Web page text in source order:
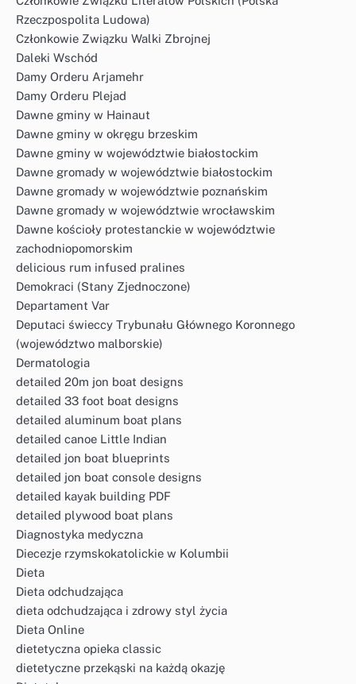
Rzeczpospolita Ludowa)
Członkowie Związku Walki Zbrojnej
Daleki Wschód
Damy Orderu Arjamehr
Damy Orderu Plejad
Dawne gminy w Hainaut
Dawne gminy w okręgu brzeskim
Dawne gminy w województwie białostockim
Dawne gromady w województwie białostockim
Dawne gromady w województwie poznańskim
Dawne gromady w województwie wrocławskim
Dawne kościoły protestanckie w województwie
zachodniopomorskim
delicious rum infused pralines
Demokraci (Stany Zjednoczone)
Departament Var
Deputaci świeccy Trybunału Głównego Koronnego
(województwo malborskie)
Dermatologia
detailed 20m jon boat designs
detailed 33 foot boat designs
detailed aluminum boat plans
detailed canoe Little Indian
detailed jon boat blueprints
detailed jon boat console designs
detailed kayak building PDF
detailed plywood boat plans
Diagnostyka medyczna
Diecezje rzymskokatolickie w Kolumbii
Dieta
Dieta odchudzająca
dieta odchudzająca i zdrowy styl życia
Dieta Online
dietetyczna opieka classic
dietetyczne przekąski na każdą okazję